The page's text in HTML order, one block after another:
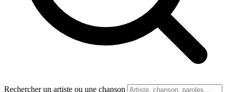
Rechercher un artiste ou une chanson